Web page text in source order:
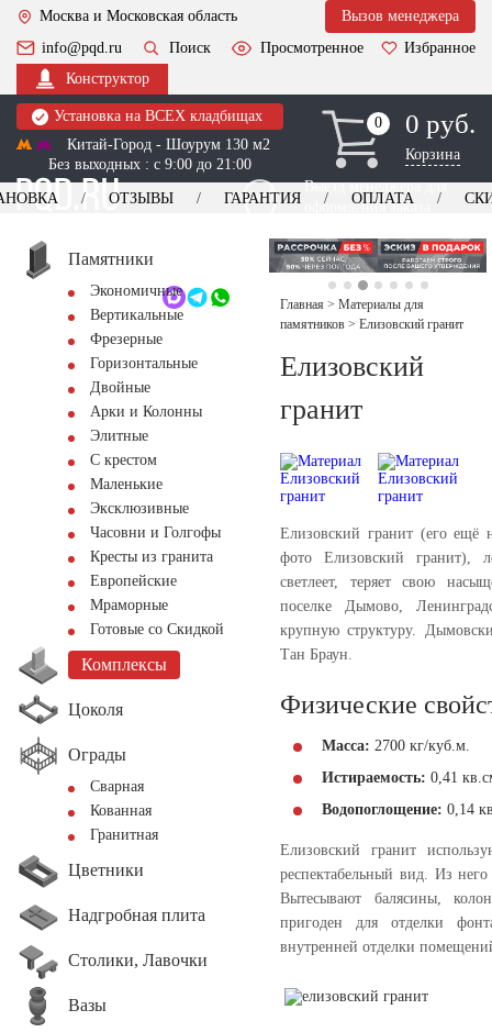
Москва и Московская область
Вызов менеджера
info@pqd.ru
Поиск Просмотренное
Избранное
Конструктор
Установка на ВСЕХ кладбищах
Китай-Город - Шоурум 130 м2
Без выходных : с 9:00 до 21:00
0
0 0 руб.
Корзина
Выезд менеджера для
оформления заказа
+7 (495) 518-44-23
Обратный звонок
ОТЗЫВЫ ГАРАНТИЯ ОПЛАТА
Памятники
Экономичные
Вертикальные
Фрезерные
Горизонтальные
Двойные
Арки и Колонны
Элитные
С крестом
Маленькие
Эксклюзивные
Часовни и Голгофы
Кресты из гранита
Европейские
Мраморные
Готовые со Скидкой
Комплексы
Цоколя
Ограды
Сварная
Кованная
Гранитная
Цветники
Надгробная плита
Столики, Лавочки
Вазы
Главная > Материалы для
памятников > Елизовский гранит
Елизовский
гранит
Елизовский гранит (его ещё
фото Елизовский гранит),
светлеет, теряет свою
поселке Дымово,
крупную структуру.
Тан Браун.
Физические
Масса: 2700 кг/куб.м.
Истираемость: 0,41
Водопоглощение: 0,14
Елизовский гранит
респектабельный вид. Из
Вытесывают балясины,
пригоден для отделки
внутренней отделки